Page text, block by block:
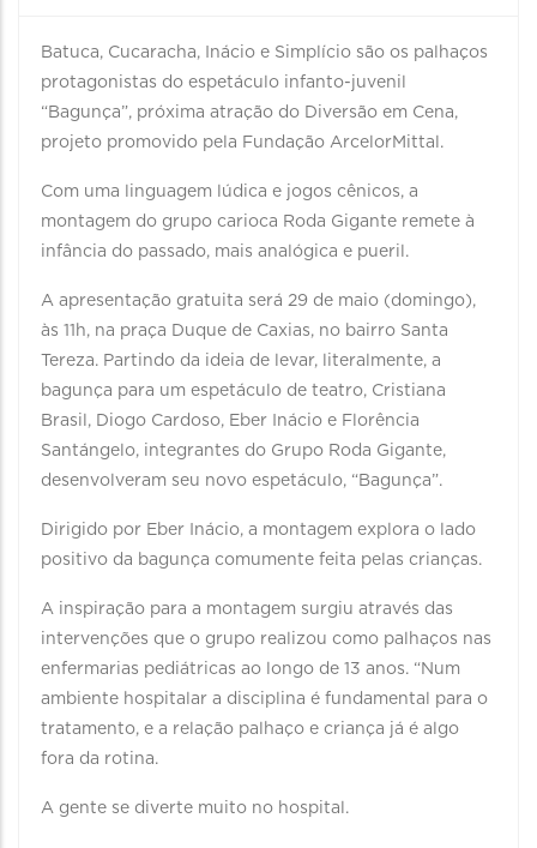
Batuca, Cucaracha, Inácio e Simplício são os palhaços
protagonistas do espetáculo infanto-juvenil
“Bagunça”, próxima atração do Diversão em Cena,
projeto promovido pela Fundação ArcelorMittal.
Com uma linguagem lúdica e jogos cênicos, a
montagem do grupo carioca Roda Gigante remete à
infância do passado, mais analógica e pueril.
A apresentação gratuita será 29 de maio (domingo),
às 11h, na praça Duque de Caxias, no bairro Santa
Tereza. Partindo da ideia de levar, literalmente, a
bagunça para um espetáculo de teatro, Cristiana
Brasil, Diogo Cardoso, Eber Inácio e Florência
Santángelo, integrantes do Grupo Roda Gigante,
desenvolveram seu novo espetáculo, “Bagunça”.
Dirigido por Eber Inácio, a montagem explora o lado
positivo da bagunça comumente feita pelas crianças.
A inspiração para a montagem surgiu através das
intervenções que o grupo realizou como palhaços nas
enfermarias pediátricas ao longo de 13 anos. “Num
ambiente hospitalar a disciplina é fundamental para o
tratamento, e a relação palhaço e criança já é algo
fora da rotina.
A gente se diverte muito no hospital.